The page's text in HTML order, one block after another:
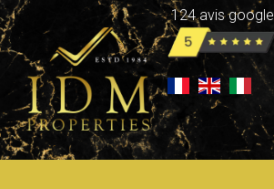
124 avis google